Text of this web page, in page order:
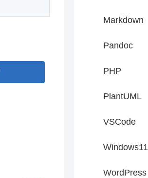
Markdown
Pandoc
PHP
PlantUML
VSCode
Windows11
WordPress